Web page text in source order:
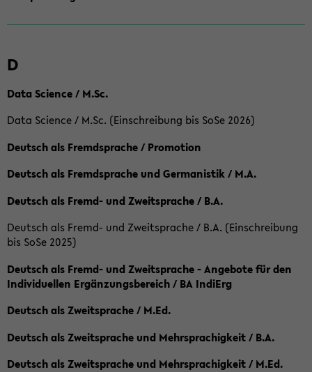
D
Data Science / M.Sc.
Data Science / M.Sc. (Einschreibung bis SoSe 2026)
Deutsch als Fremdsprache / Promotion
Deutsch als Fremdsprache und Germanistik / M.A.
Deutsch als Fremd- und Zweitsprache / B.A.
Deutsch als Fremd- und Zweitsprache / B.A. (Einschreibung
bis SoSe 2025)
Deutsch als Fremd- und Zweitsprache - Angebote für den
Individuellen Ergänzungsbereich / BA IndiErg
Deutsch als Zweitsprache / M.Ed.
Deutsch als Zweitsprache und Mehrsprachigkeit / B.A.
Deutsch als Zweitsprache und Mehrsprachigkeit / M.Ed.